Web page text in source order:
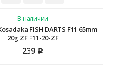
В наличии
FISH DARTS F11 65mm
20g ZF F11-20-ZF
239 Р